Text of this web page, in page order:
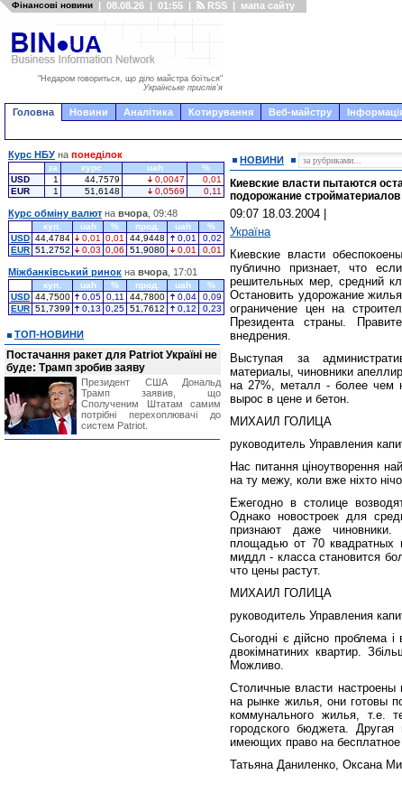
Фінансові новини | 08.08.26 | 01:55 | RSS | мапа сайту
"Недаром говориться, що діло майстра боїться"
Українське прислів'я
Головна Новини Аналітика Котирування Веб-майстру
НОВИНИ
Киевские власти пытаются
подорожание стройматериалов
09:07 18.03.2004
Україна
Киевские власти
публично признает, что
решительных мер, средний
Остановить удорожание
ограничение цен на
Президента страны.
внедрения.
Выступая за
материалы, чиновники
на 27%, металл - более чем
вырос в цене и бетон.
МИХАИЛ ГОЛИЦА
руководитель Управления
Нас питання ціноутворення
на ту межу, коли вже ніхто
Ежегодно в столице
Однако новостроек для
признают даже
площадью от 70 квадратных
миддл - класса становится
что цены растут.
МИХАИЛ ГОЛИЦА
руководитель Управления
Сьогодні є дійсно проблема
двокімнатиних квартир.
Можливо.
Столичные власти
на рынке жилья, они готовы
коммунального жилья, т.е.
городского бюджета.
имеющих право на
Татьяна Даниленко, Оксана
Курс НБУ на понеділок
за курс uah
%
USD
1 44,7579 0,0047
0,01
EUR
1 51,6148 0,0569 0,11
Курс обміну валют на вчора , 09:48
куп. uah % прод. uah
%
USD 44,4784 0,01 0,01 44,9448 0,01
0,02
EUR 51,2752 0,03 0,06 51,9080 0,01 0,01
Міжбанківський ринок на вчора , 17:01
куп. uah % прод. uah
%
USD 44,7500 0,05 0,11 44,7800 0,04
0,09
EUR 51,7399 0,13 0,25 51,7612 0,12 0,23
ТОП-НОВИНИ
Постачання ракет для Patriot Україні не
буде: Трамп зробив заяву
Президент США Дональд
Трамп заявив, що
Сполученим Штатам самим
потрібні перехоплювачі до
систем Patriot.